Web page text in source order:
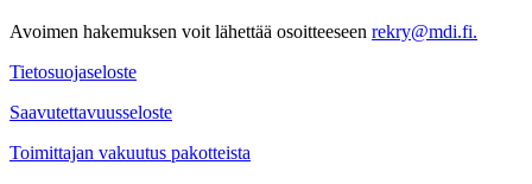
Avoimen hakemuksen voit lähettää osoitteeseen rekry@mdi.fi.
Tietosuojaseloste
Saavutettavuusseloste
Toimittajan vakuutus pakotteista